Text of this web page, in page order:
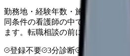
勤務地・経験年数・施設タイプ・
同条件の看護師の中での現在地と
ます。転職相談の前に、まず数字
登録不要 3分診断